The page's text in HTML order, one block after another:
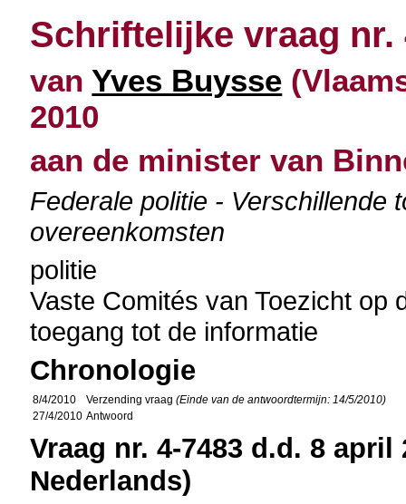
Schriftelijke vraag nr.
vanYves Buysse
2010
aan de minister van
Federale politie - Verschillende
overeenkomsten
politie
Vaste Comités van Toezicht op
toegang tot de informatie
Chronologie
8/4/2010 Verzending vraag(Einde van de antwoordtermijn: 14/5/2010)
27/4/2010 Antwoord
Vraag nr. 4-7483 d.d. 8
Nederlands)